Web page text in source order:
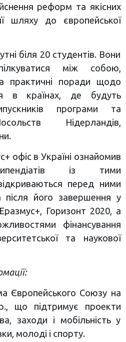
реформ та якісних
шляху до європейської
біля 20 студентів. Вони
між собою,
практичні поради щодо
в країнах, де будуть
програми та
Нідерландів,
офіс в Україні ознайомив
із тими
перед ними
після його завершення у
Горизонт 2020, а
фінансування
та наукової
Європейського Союзу на
що підтримує проекти
заходи і мобільність у
молоді і спорту.